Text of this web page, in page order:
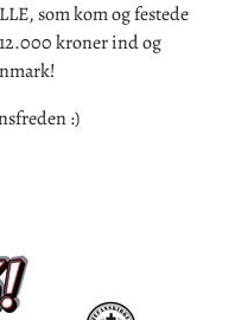
som kom og festede
kroner ind og
:)